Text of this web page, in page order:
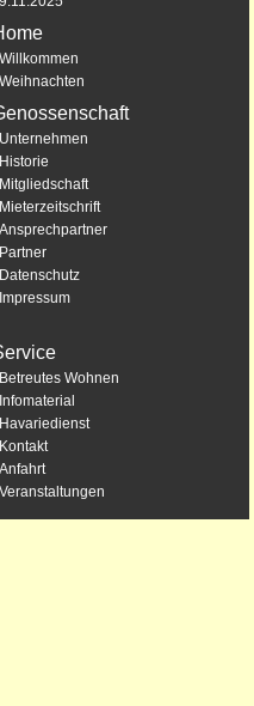
Willkommen
Weihnachten
Unternehmen
Historie
Mitgliedschaft
Mieterzeitschrift
Ansprechpartner
Partner
Datenschutz
Impressum
Betreutes Wohnen
Infomaterial
Havariedienst
Kontakt
Anfahrt
Veranstaltungen